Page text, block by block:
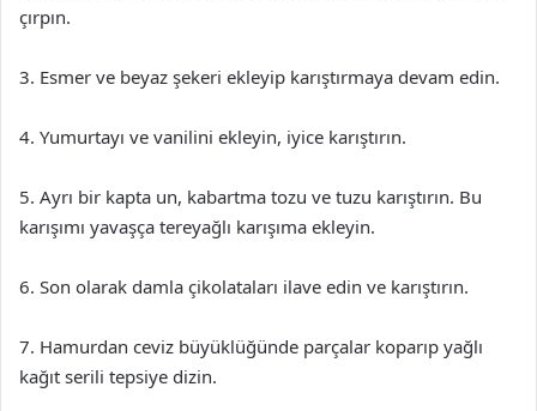
çırpın.
3. Esmer ve beyaz şekeri ekleyip karıştırmaya devam edin.
4. Yumurtayı ve vanilini ekleyin, iyice karıştırın.
5. Ayrı bir kapta un, kabartma tozu ve tuzu karıştırın. Bu
karışımı yavaşça tereyağlı karışıma ekleyin.
6. Son olarak damla çikolataları ilave edin ve karıştırın.
7. Hamurdan ceviz büyüklüğünde parçalar koparıp yağlı
kağıt serili tepsiye dizin.